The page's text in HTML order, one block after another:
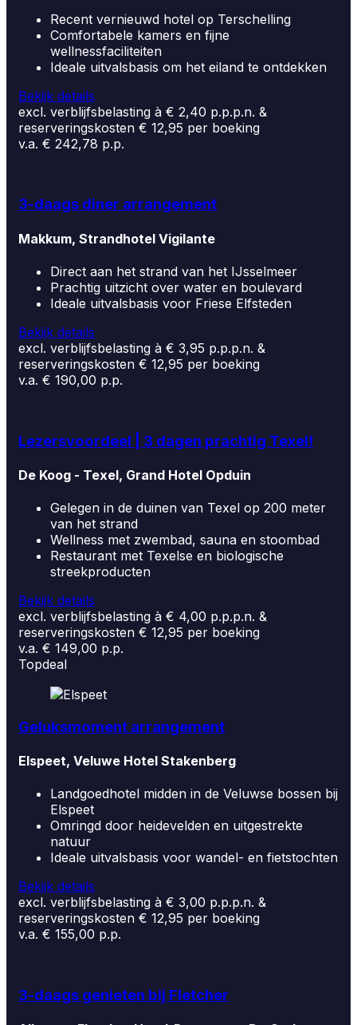
Recent vernieuwd hotel op Terschelling
Comfortabele kamers en fijne
wellnessfaciliteiten
Ideale uitvalsbasis om het eiland te ontdekken
Bekijk details
excl. verblijfsbelasting à € 2,40 p.p.p.n. &
reserveringskosten € 12,95 per boeking
v.a. € 242,78 p.p.
3-daags diner arrangement
Makkum, Strandhotel Vigilante
Direct aan het strand van het IJsselmeer
Prachtig uitzicht over water en boulevard
Ideale uitvalsbasis voor Friese Elfsteden
Bekijk details
excl. verblijfsbelasting à € 3,95 p.p.p.n. &
reserveringskosten € 12,95 per boeking
v.a. € 190,00 p.p.
Lezersvoordeel | 3 dagen prachtig Texel!
De Koog - Texel, Grand Hotel Opduin
Gelegen in de duinen van Texel op 200 meter
van het strand
Wellness met zwembad, sauna en stoombad
Restaurant met Texelse en biologische
streekproducten
Bekijk details
excl. verblijfsbelasting à € 4,00 p.p.p.n. &
reserveringskosten € 12,95 per boeking
v.a. € 149,00 p.p.
Topdeal
Geluksmoment arrangement
Elspeet, Veluwe Hotel Stakenberg
Landgoedhotel midden in de Veluwse bossen bij
Elspeet
Omringd door heidevelden en uitgestrekte
natuur
Ideale uitvalsbasis voor wandel- en fietstochten
Bekijk details
excl. verblijfsbelasting à € 3,00 p.p.p.n. &
reserveringskosten € 12,95 per boeking
v.a. € 155,00 p.p.
3-daags genieten bij Fletcher